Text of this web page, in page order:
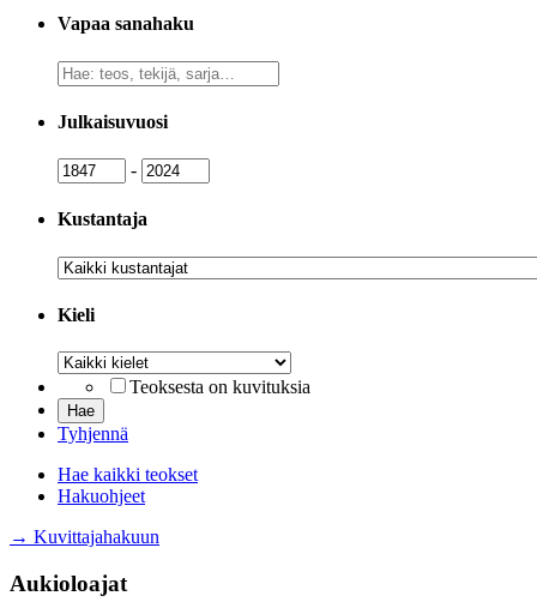
Vapaa sanahaku
Vapaa
sanahaku
Julkaisuvuosi
Julkaisuvuosi
- Julkaisuvuosi
Kustantaja
Kustantaja
Kieli
Kieli
Teoksesta on kuvituksia
Tyhjennä
Hae kaikki teokset
Hakuohjeet
→ Kuvittajahakuun
Aukioloajat